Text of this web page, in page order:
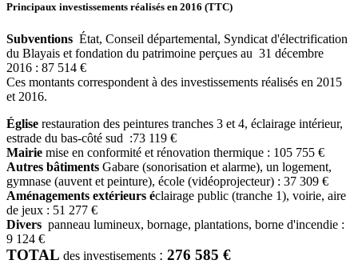
Principaux investissements réalisés en 2016 (TTC)
Subventions État, Conseil départemental, Syndicat d'électrification
du Blayais et fondation du patrimoine perçues au 31 décembre
2016 : 87 514 €
Ces montants correspondent à des investissements réalisés en 2015
et 2016.
Église restauration des peintures tranches 3 et 4, éclairage intérieur,
estrade du bas-côté sud :73 119 €
Mairie mise en conformité et rénovation thermique : 105 755 €
Autres bâtiments Gabare (sonorisation et alarme), un logement,
gymnase (auvent et peinture), école (vidéoprojecteur) : 37 309 €
Aménagements extérieurs éclairage public (tranche 1), voirie, aire
de jeux : 51 277 €
Divers panneau lumineux, bornage, plantations, borne d'incendie :
9 124 €
TOTAL des investisements : 276 585 €